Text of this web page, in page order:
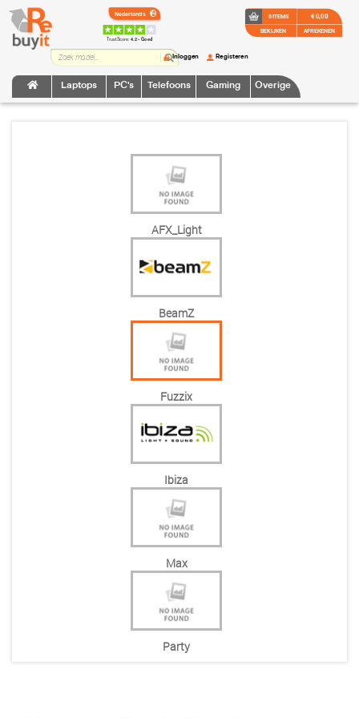
TrustScore:4.2 • Goed
Laptops PC's Telefoons Gaming Overige
Inloggen Registeren
0 ITEMS
BEKIJKEN
€ 0,00
AFREKENEN
AFX_Light
BeamZ
Fuzzix
Ibiza
Max
Party